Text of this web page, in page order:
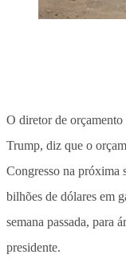
O diretor de
Trump, diz que o
Congresso na próxima
bilhões de dólares em
semana passada, para
presidente.